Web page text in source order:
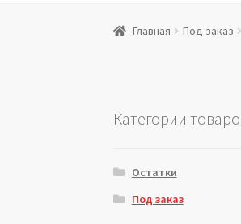
Главная Витрина Мой
Главная Под заказ
Категории
Остатки
Под заказ